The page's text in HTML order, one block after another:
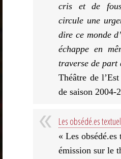
cris et de
circule une
dire ce monde
échappe en
traverse de part
Théâtre de
de saison 2004-
Les obsédé.es
« Les obsédé.es
émission sur le